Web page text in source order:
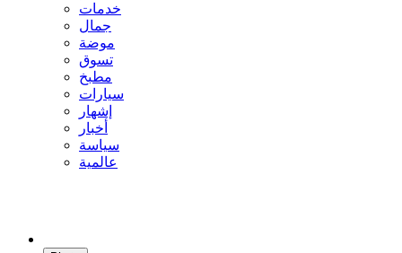
خدمات
جمال
موضة
تسوق
مطبخ
سيارات
إشهار
أخبار
سياسة
عالمية